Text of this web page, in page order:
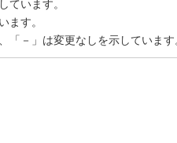
ています。
ます。
－」は変更なしを示しています